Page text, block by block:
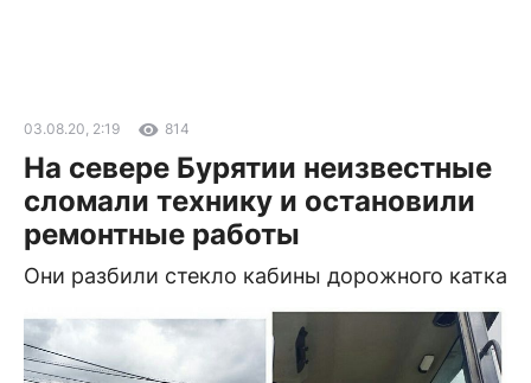
03.08.20, 2:19 814
На севере Бурятии неизвестные
сломали технику и остановили
ремонтные работы
Они разбили стекло кабины дорожного катка